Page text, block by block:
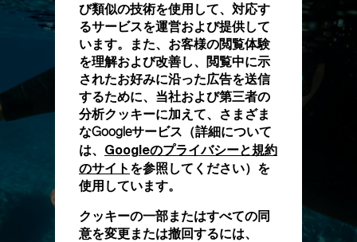
び類似の技術を使用して、対応す
るサービスを運営および提供して
います。また、お客様の閲覧体験
を理解および改善し、閲覧中に示
されたお好みに沿った広告を送信
するために、当社および第三者の
分析クッキーに加えて、さまざま
なGoogleサービス（詳細について
は、 Googleのプライバシーと規約
のサイト を参照してください）を
使用しています。
クッキーの一部またはすべての同
意を変更または撤回するには、